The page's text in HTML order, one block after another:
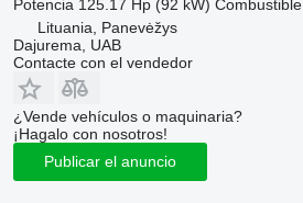
Potencia 125.17 Hp (92 kW) Combustible
Lituania, Panevėžys
Dajurema, UAB
Contacte con el vendedor
¿Vende vehículos o maquinaria?
¡Hagalo con nosotros!
Publicar el anuncio